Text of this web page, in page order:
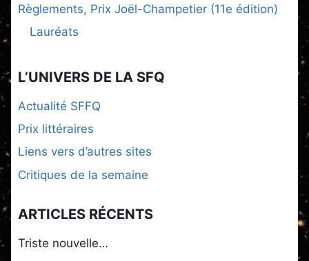
Règlements, Prix Joël-Champetier (11e édition)
Lauréats
L’UNIVERS DE LA SFQ
Actualité SFFQ
Prix littéraires
Liens vers d’autres sites
Critiques de la semaine
ARTICLES RÉCENTS
Triste nouvelle…